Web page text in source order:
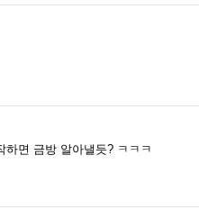
면 금방 알아낼듯? ㅋㅋㅋ